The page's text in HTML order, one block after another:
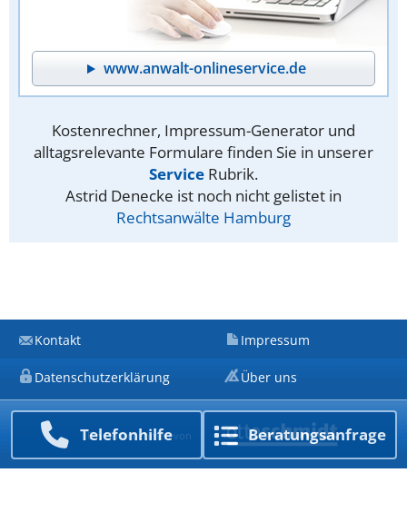
www.anwalt-onlineservice.de
Kostenrechner, Impressum-Generator und
alltagsrelevante Formulare finden Sie in unserer
Service Rubrik.
Astrid Denecke ist noch nicht gelistet in
Rechtsanwälte Hamburg
Telefon­hilfe Beratungs­anfrage
Kontakt Impressum
Datenschutzerklärung Über uns
Ein Unternehmen von